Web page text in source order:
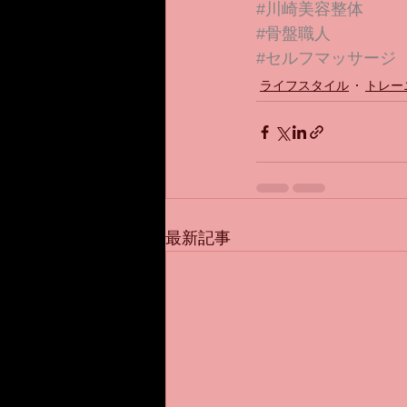
#川崎美容整体
#骨盤職人
#セルフマッサージ
ライフスタイル トレ
最新記事